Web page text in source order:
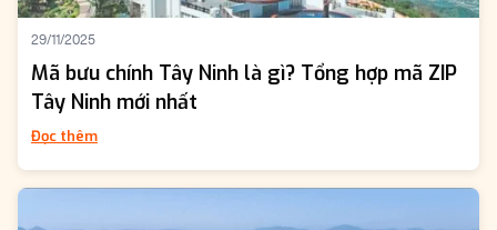
29/11/2025
Mã bưu chính Tây Ninh là gì? Tổng hợp mã ZIP
Tây Ninh mới nhất
Đọc thêm